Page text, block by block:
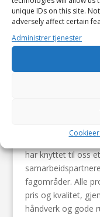
unique IDs on this site.
adversely affect certain
Administrer tjenester
Vi gjør
har knyttet til oss
fagområder. Alle
pris og kvalitet,
håndverk og gode